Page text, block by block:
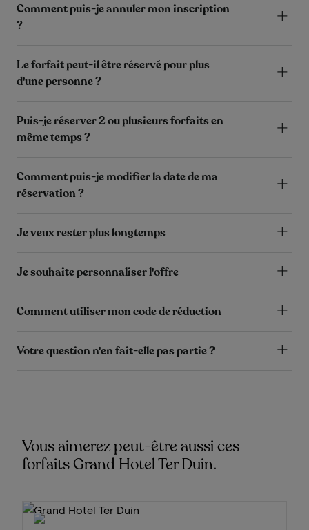
Comment puis-je annuler mon inscription
?
Le forfait peut-il être réservé pour plus
d'une personne ?
Puis-je réserver 2 ou plusieurs forfaits en
même temps ?
Comment puis-je modifier la date de ma
réservation ?
Je veux rester plus longtemps
Je souhaite personnaliser l'offre
Comment utiliser mon code de réduction
Votre question n'en fait-elle pas partie ?
Vous aimerez peut-être aussi ces
forfaits Grand Hotel Ter Duin.